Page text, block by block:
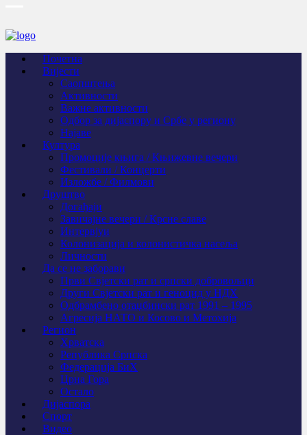
Почетна
Вијести
Саопштења
Активности
Важне активности
Одбор за дијаспору и Србе у региону
Најаве
Култура
Промоције књига / Књижевне вечери
Фестивали / Концерти
Изложбе / Филмови
Друштво
Догађаји
Завичајне вечери / Крсне славе
Интервјуи
Колонизација и колонистичка насеља
Личности
Да се не заборави
Први Свјeтски рат и српски добровољци
Други Свјетски рат и геноцид у НДХ
Одбрамбено отаџбински рат 1991 – 1995
Агресија НАТО и Косово и Метохија
Регион
Хрватска
Република Српска
Федерација БиХ
Црна Гора
Остало
Дијаспора
Спорт
Видео